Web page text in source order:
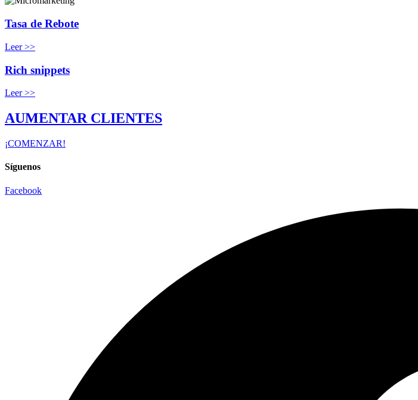
Tasa de Rebote
Leer >>
Rich snippets
Leer >>
AUMENTAR CLIENTES
¡COMENZAR!
Síguenos
Facebook